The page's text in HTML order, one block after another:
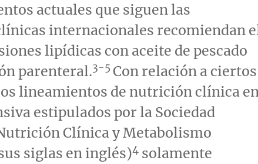
actuales que siguen las
internacionales recomiendan
lipídicas con aceite de pescado
parenteral.3-5 Con relación a ciertos
lineamientos de nutrición clínica
estipulados por la Sociedad
Clínica y Metabolismo
siglas en inglés)4solamente